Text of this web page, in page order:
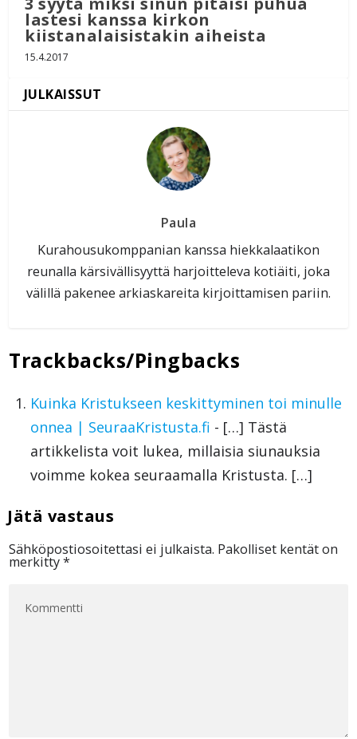
lastesi kanssa kirkon
kiistanalaisistakin aiheista
15.4.2017
Paula
Kurahousukomppanian kanssa hiekkalaatikon
reunalla kärsivällisyyttä harjoitteleva kotiäiti, joka
välillä pakenee arkiaskareita kirjoittamisen pariin.
Trackbacks/Pingbacks
Kuinka Kristukseen keskittyminen toi minulle
onnea | SeuraaKristusta.fi - […] Tästä
artikkelista voit lukea, millaisia siunauksia
voimme kokea seuraamalla Kristusta. […]
Sähköpostiosoitettasi ei julkaista. Pakolliset kentät on
merkitty*